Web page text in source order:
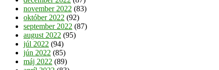
november 2022 (83)
október 2022 (92)
september 2022 (87)
august 2022 (95)
júl 2022 (94)
jún 2022 (85)
máj 2022 (89)